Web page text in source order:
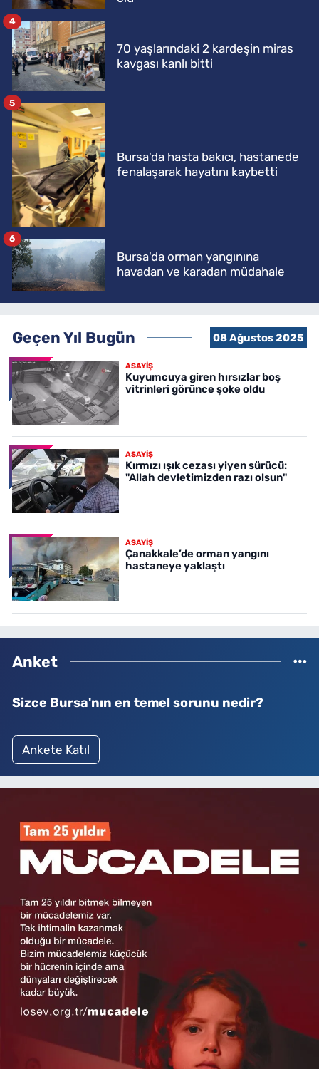
70 yaşlarındaki 2 kardeşin miras
kavgası kanlı bitti
4
Bursa'da hasta bakıcı, hastanede
fenalaşarak hayatını kaybetti
5
Bursa'da orman yangınına
havadan ve karadan müdahale
6
Geçen Yıl Bugün 08 Ağustos 2025
ASAYİŞ
Kuyumcuya giren hırsızlar boş
vitrinleri görünce şoke oldu
ASAYİŞ
Kırmızı ışık cezası yiyen sürücü:
"Allah devletimizden razı olsun"
ASAYİŞ
Çanakkale’de orman yangını
hastaneye yaklaştı
Anket
Sizce Bursa'nın en temel sorunu nedir?
Ankete Katıl